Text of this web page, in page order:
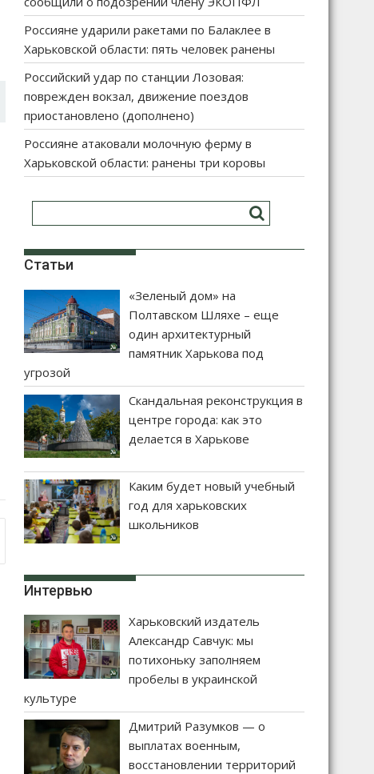
Россияне ударили ракетами по Балаклее в
Харьковской области: пять человек ранены
Российский удар по станции Лозовая:
поврежден вокзал, движение поездов
приостановлено (дополнено)
Россияне атаковали молочную ферму в
Харьковской области: ранены три коровы
Статьи
«Зеленый дом» на
Полтавском Шляхе – еще
один архитектурный
памятник Харькова под
угрозой
Скандальная реконструкция в
центре города: как это
делается в Харькове
Каким будет новый учебный
год для харьковских
школьников
Интервью
Харьковский издатель
Александр Савчук: мы
потихоньку заполняем
пробелы в украинской
культуре
Дмитрий Разумков — о
выплатах военным,
восстановлении территорий